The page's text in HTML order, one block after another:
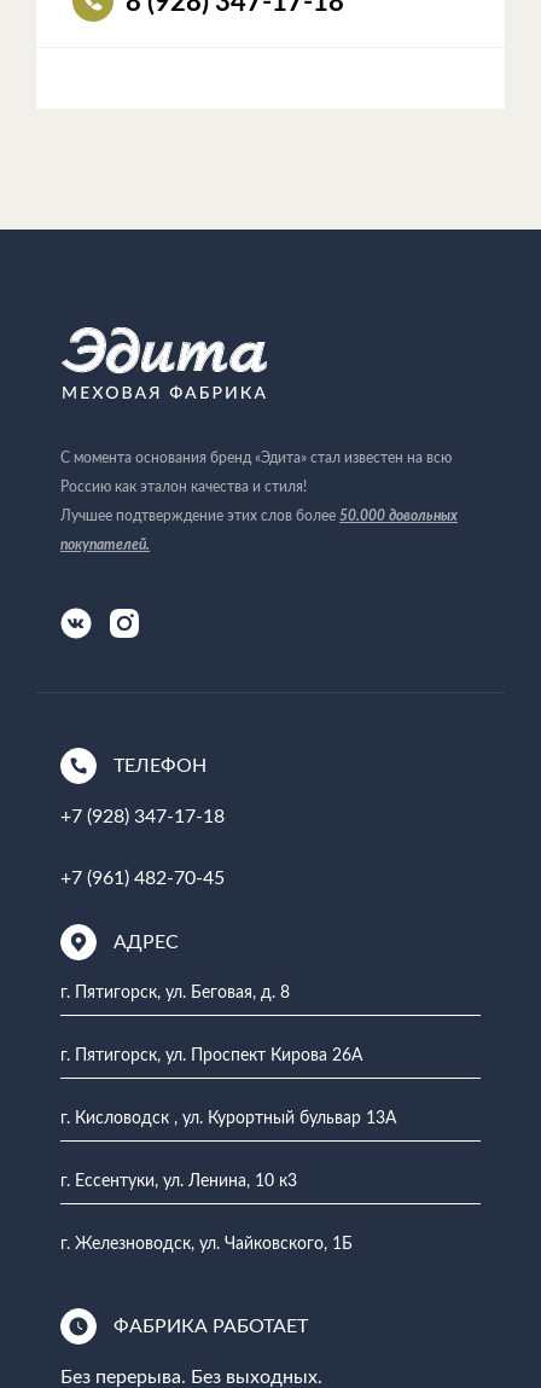
С момента основания бренд «Эдита» стал известен на всю
Россию как эталон качества и стиля!
Лучшее подтверждение этих слов более 50.000 довольных
покупателей.
ТЕЛЕФОН
+7 (928) 347-17-18
+7 (961) 482-70-45
АДРЕС
г. Пятигорск, ул. Беговая, д. 8
г. Пятигорск, ул. Проспект Кирова 26А
г. Кисловодск , ул. Курортный бульвар 13А
г. Ессентуки, ул. Ленина, 10 к3
г. Железноводск, ул. Чайковского, 1Б
ФАБРИКА РАБОТАЕТ
Без перерыва. Без выходных.